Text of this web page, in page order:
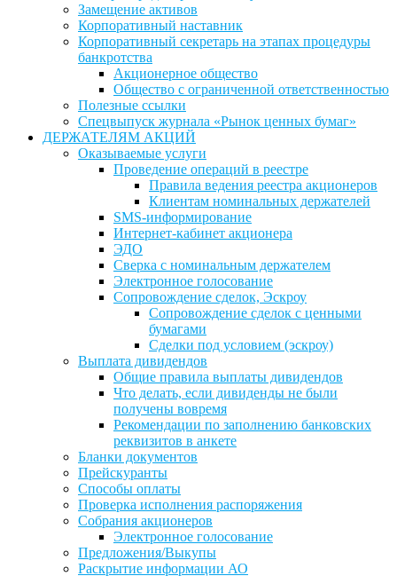
Замещение активов
Корпоративный наставник
Корпоративный секретарь на этапах процедуры
банкротства
Акционерное общество
Общество с ограниченной ответственностью
Полезные ссылки
Спецвыпуск журнала «Рынок ценных бумаг»
ДЕРЖАТЕЛЯМ АКЦИЙ
Оказываемые услуги
Проведение операций в реестре
Правила ведения реестра акционеров
Клиентам номинальных держателей
SMS-информирование
Интернет-кабинет акционера
ЭДО
Сверка с номинальным держателем
Электронное голосование
Сопровождение сделок, Эскроу
Сопровождение сделок с ценными
бумагами
Сделки под условием (эскроу)
Выплата дивидендов
Общие правила выплаты дивидендов
Что делать, если дивиденды не были
получены вовремя
Рекомендации по заполнению банковских
реквизитов в анкете
Бланки документов
Прейскуранты
Способы оплаты
Проверка исполнения распоряжения
Собрания акционеров
Электронное голосование
Предложения/Выкупы
Раскрытие информации АО